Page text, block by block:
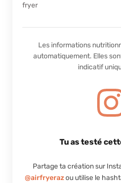
fryer
Les informations nutritionnelles sont calculées
automatiquement. Elles
indicatif
Tu as testé
Partage ta création sur
@airfryerazou utilise le